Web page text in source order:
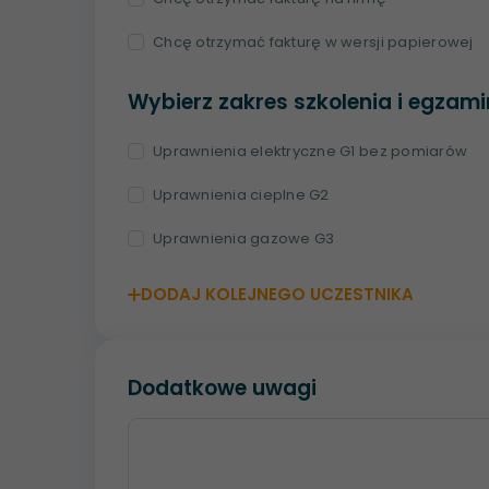
Chcę otrzymać fakturę w wersji papierowej
Wybierz zakres szkolenia i
Uprawnienia elektryczne G1 bez pomiarów
Uprawnienia cieplne G2
Uprawnienia gazowe G3
DODAJ KOLEJNEGO UCZESTNIKA
Dodatkowe uwagi